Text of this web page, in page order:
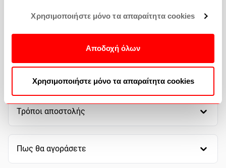
Χρησιμοποιήστε μόνο τα απαραίτητα cookies
Αποδοχή όλων
Χρησιμοποιήστε μόνο τα απαραίτητα cookies
Τρόποι αποστολής
Πως θα αγοράσετε